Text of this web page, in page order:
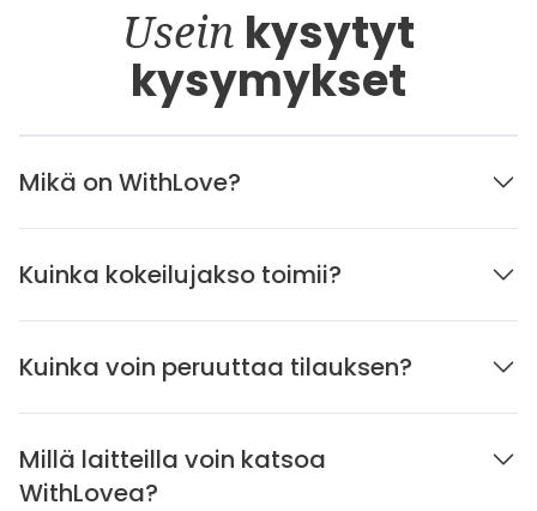
Usein kysytyt
kysymykset
Mikä on WithLove?
Kuinka kokeilujakso toimii?
Kuinka voin peruuttaa tilauksen?
Millä laitteilla voin katsoa
WithLovea?